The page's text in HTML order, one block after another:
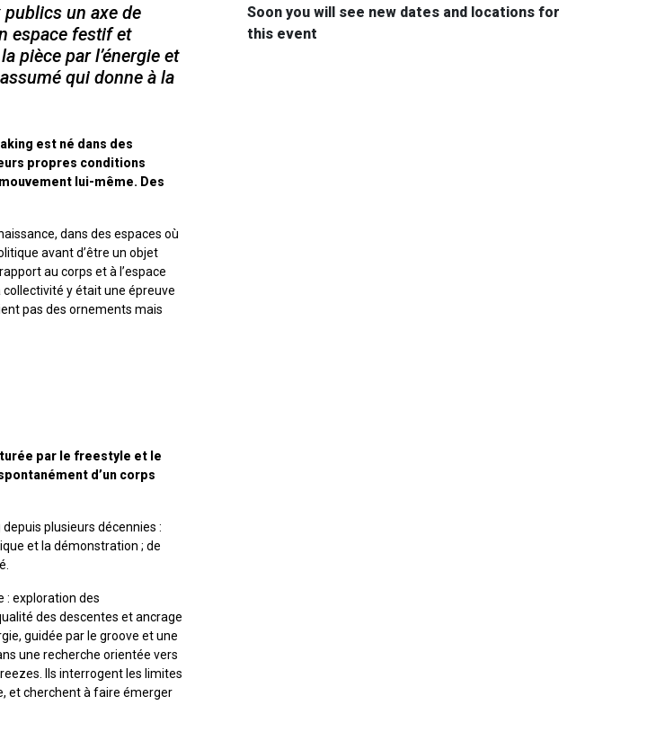
un axe de
espace festif et
pièce par l’énergie et
qui donne à la
est né dans des
propres conditions
lui-même. Des
dans des espaces où
avant d’être un objet
au corps et à l’espace
y était une épreuve
pas des ornements mais
par le freestyle et le
d’un corps
plusieurs décennies :
et la démonstration ; de
: exploration des
des descentes et ancrage
guidée par le groove et une
une recherche orientée vers
Ils interrogent les limites
et cherchent à faire émerger
Soon you will see new dates and locations for
this event